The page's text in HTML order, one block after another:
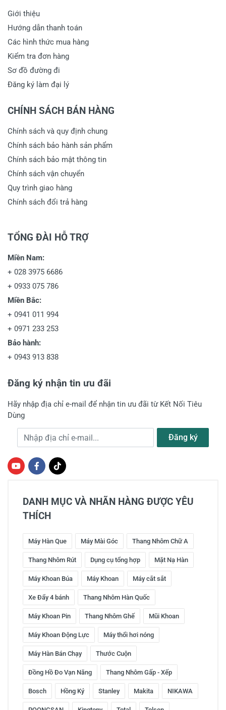
Giới thiệu
Hướng dẫn thanh toán
Các hình thức mua hàng
Kiểm tra đơn hàng
Sơ đồ đường đi
Đăng ký làm đại lý
CHÍNH SÁCH BÁN HÀNG
Chính sách và quy định chung
Chính sách bảo hành sản phẩm
Chính sách bảo mật thông tin
Chính sách vận chuyển
Quy trình giao hàng
Chính sách đổi trả hàng
TỔNG ĐÀI HỖ TRỢ
Miền Nam:
+ 028 3975 6686
+ 0933 075 786
Miền Bắc:
+ 0941 011 994
+ 0971 233 253
Bảo hành:
+ 0943 913 838
Đăng ký nhận tin ưu đãi
Hãy nhập địa chỉ e-mail để nhận tin ưu đãi từ Kết Nối Tiêu
Dùng
Địa chỉ e-mail Đăng ký
DANH MỤC VÀ NHÃN HÀNG ĐƯỢC YÊU
THÍCH
Máy Hàn Que Máy Mài Góc Thang Nhôm Chữ A
Thang Nhôm Rút Dụng cụ tổng hợp Mặt Nạ Hàn
Máy Khoan Búa Máy Khoan Máy cắt sắt
Xe Đẩy 4 bánh Thang Nhôm Hàn Quốc
Máy Khoan Pin Thang Nhôm Ghế Mũi Khoan
Máy Khoan Động Lực Máy thổi hơi nóng
Máy Hàn Bán Chạy Thước Cuộn
Đồng Hồ Đo Vạn Năng Thang Nhôm Gấp - Xếp
Bosch Hồng Ký Stanley Makita NIKAWA